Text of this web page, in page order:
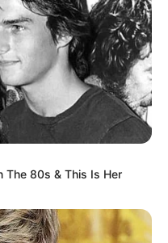
Syifa
The 80s & This Is Her